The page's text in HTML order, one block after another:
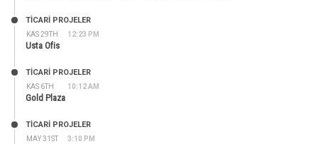
KAS 29TH 12:23 PM
TİCARİ PROJELER
Usta Ofis
KAS 6TH 10:12 AM
TİCARİ PROJELER
Gold Plaza
MAY 31ST 3:10 PM
TİCARİ PROJELER